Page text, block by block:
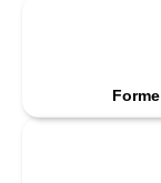
Forme